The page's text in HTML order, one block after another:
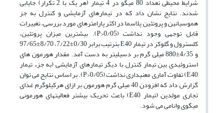
شرایط محیطی تعداد 80 میگو در 4 تیمار (هر یک با 2 تکرار) جایابی
شدند. نتایج نشان داد که در تیمارهای آزمایشی و کنترل به جز
هموسیانین و پروتئین پلاسما در اکثر پارامترهای مورد بررسی، تغییرات
قابل توجهی وجود نداشت (P>0/05). بیشترین میزان پروتئین،
کلسترول و گلوکز در تیمار E40 بترتیب برابر 0/30±7/22، 8/70±97/65
و 4/35±880 میلی­ گرم بر دسی­لیتر به­ دست آمد. مقدار هورمون های
استروئیدی بین تیمار کنترل با دیگر تیمارهای آزمایشی (به جزء تیمار
E40) تفاوت آماری معنی­داری نداشت (P>0/05). بر اساس نتایج می­ توان
گزارش داد که افزودن 40 میلی­ گرم هورمون بر ازای هرکیلوگرم غذای
تجاری مولدین (تیمار E40) باعث تحریک بیشتر فعالیت­های هورمونی
میگوی وانامی می­ شود.